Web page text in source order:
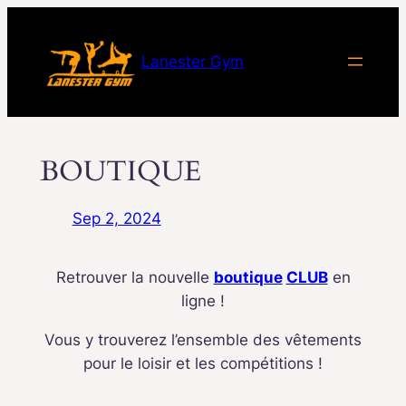
contenu
Lanester Gym
BOUTIQUE
Sep 2, 2024
Retrouver la nouvelle boutique CLUBen
ligne !
Vous y trouverez l’ensemble des vêtements
pour le loisir et les compétitions !